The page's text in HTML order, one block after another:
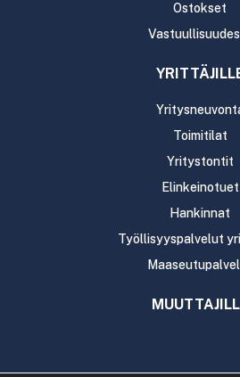
Ostokset
Toimitilat
Yritystontit
Elinkeinotuet
Hankinnat
Työllisyyspalvelut